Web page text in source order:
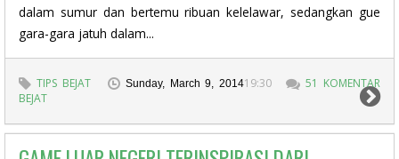
dalam sumur dan bertemu ribuan kelelawar, sedangkan gue
gara-gara jatuh dalam...
TIPS BEJAT Sunday, March 9, 201419:30
51 KOMENTAR
BEJAT